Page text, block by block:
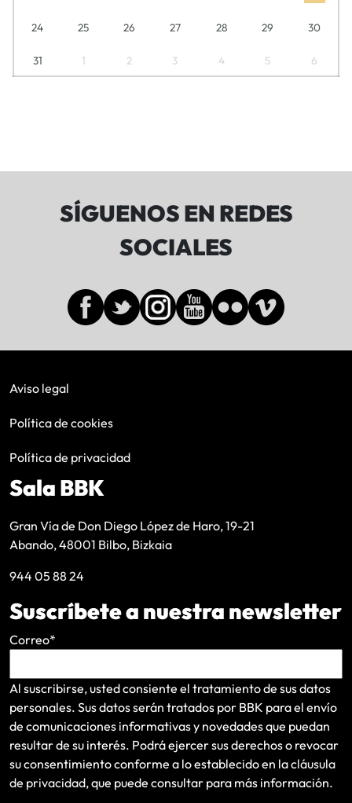
24 25 26 27 28 29 30
31 1 2 3 4 5 6
SÍGUENOS EN REDES
SOCIALES
Aviso legal
Política de cookies
Política de privacidad
Sala BBK
Gran Vía de Don Diego López de Haro, 19-21
Abando, 48001 Bilbo, Bizkaia
944 05 88 24
Suscríbete a nuestra newsletter
Correo*
Al suscribirse, usted consiente el tratamiento de sus datos
personales. Sus datos serán tratados por BBK para el envío
de comunicaciones informativas y novedades que puedan
resultar de su interés. Podrá ejercer sus derechos o revocar
su consentimiento conforme a lo establecido en lacláusula
de privacidad, que puede consultar para más información.